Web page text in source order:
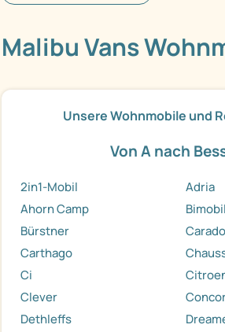
Malibu Vans
Unsere Wohnmobile und
Von A nach
2in1-Mobil
Adria
Ahorn Camp
Bimobil
Bürstner
Carado
Carthago
Ci
Clever
Dethleffs